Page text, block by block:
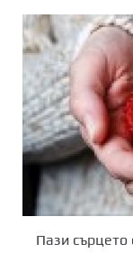
Пази сърцето